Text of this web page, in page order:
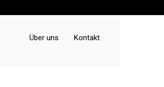
Über uns Kontakt